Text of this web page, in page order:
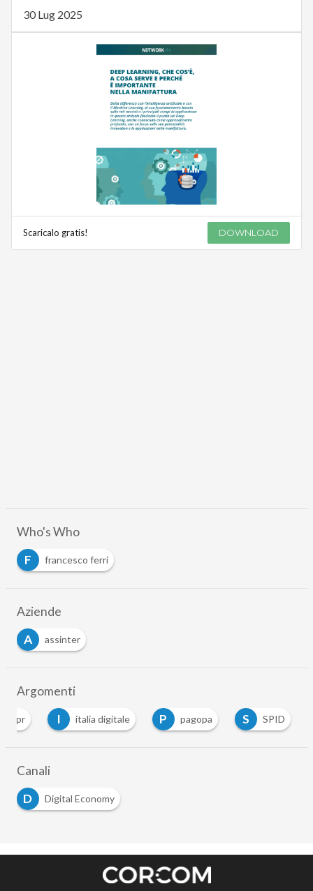
30 Lug 2025
Scaricalo gratis! DOWNLOAD
Who's Who
F
francesco ferri
Aziende
A
assinter
Argomenti
anpr I italia digitale P pagopa S SPID
Canali
D
Digital Economy